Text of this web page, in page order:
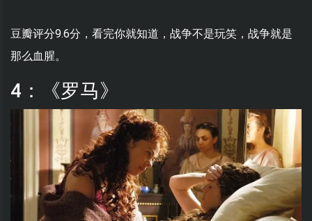
豆瓣评分9.6分，看完你就知道，战争不是玩笑，战争就是
那么血腥。
4：《罗马》